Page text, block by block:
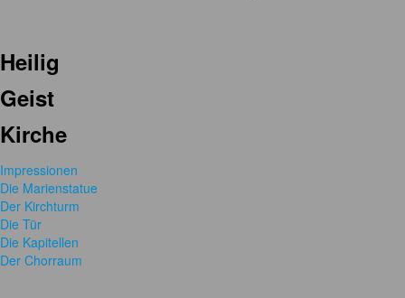
Heilig
Geist
Kirche
Impressionen
Die Marienstatue
Der Kirchturm
Die Tür
Die Kapitellen
Der Chorraum